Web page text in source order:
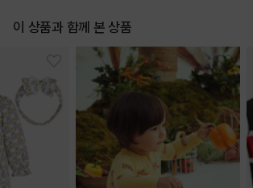
이 상품과 함께 본 상품